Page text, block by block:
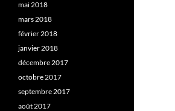
mai 2018
mars 2018
février 2018
janvier 2018
décembre 2017
octobre 2017
septembre 2017
août 2017